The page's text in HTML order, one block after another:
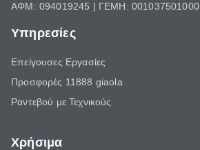
ΑΦΜ: 094019245 | ΓΕΜΗ: 001037501000
Υπηρεσίες
Επείγουσες Εργασίες
Προσφορές 11888 giaola
Ραντεβού με Τεχνικούς
Χρήσιμα